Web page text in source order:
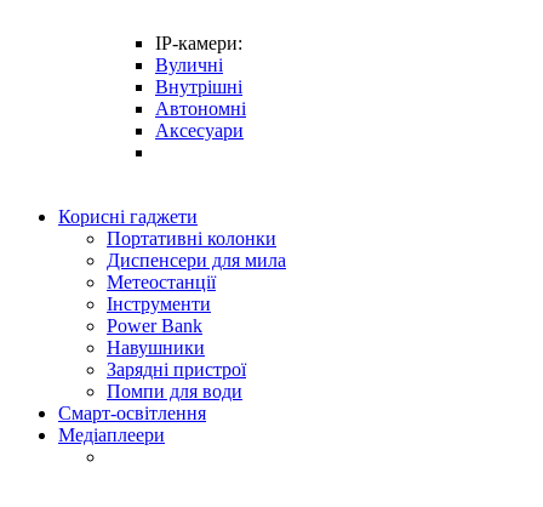
IP-камери:
Вуличні
Внутрішні
Автономні
Аксесуари
Корисні гаджети
Портативні колонки
Диспенсери для мила
Метеостанції
Інструменти
Power Bank
Навушники
Зарядні пристрої
Помпи для води
Смарт-освітлення
Медіаплеери